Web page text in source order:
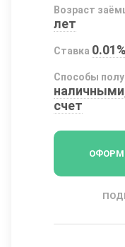
Возраст
лет
Ставка 0.01%
Способы
счет